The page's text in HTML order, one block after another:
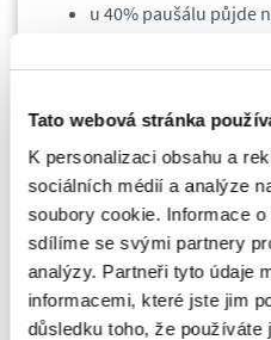
Tato webová stránka
K personalizaci obsahu a
sociálních médií a analýze
soubory cookie. Informace
sdílíme se svými partnery
analýzy. Partneři tyto údaje
informacemi, které jste jim
důsledku toho, že používáte
u 40% paušálu půjde
u 30% paušálu půjde
Zvýšením limitů výdajových
tento nástroj uplatnit i na
tím ke snížení daňového
Za předpokladu, že daňový
2019, budou se na základě
zvýšené limity výdajových
dani z příjmů fyzických osob za